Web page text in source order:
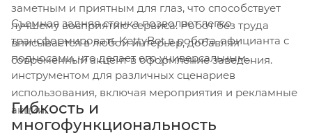
заметным и приятным для глаз, что способствует
лучшему восприятию сервиса. Робот без труда
вписывается в любой интерьер, добавляя
современный акцент в оформление заведения.
Съемная задняя стенка позволяет легко
трансформировать KettyBot в робота-официанта с
подносами, что делает его универсальным
инструментом для различных сценариев
использования, включая мероприятия и рекламные
акции.
Гибкость и
многофункциональность